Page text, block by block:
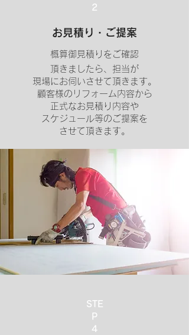
​2
​お見積り・ご提案
概算御見積りをご確認
頂きましたら、担当が
現場にお伺いさせて頂きます。
顧客様のリフォーム内容から
正式なお見積り内容や
スケジュール等のご提案を
させて頂きます。
STE
P
​4